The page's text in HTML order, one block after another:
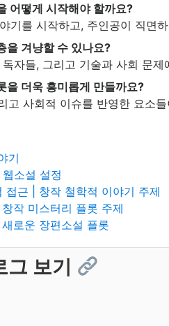
어떻게 시작해야 할까요?
기를 시작하고, 주인공이 직면
을 겨냥할 수 있나요?
자들, 그리고 기술과 사회 문
을 더욱 흥미롭게 만들까요?
고 사회적 이슈를 반영한 요소
기
소설 설정
접근 | 창작 철학적 이야기 주제
작 미스터리 플롯 주제
로운 장편소설 플롯
그 보기